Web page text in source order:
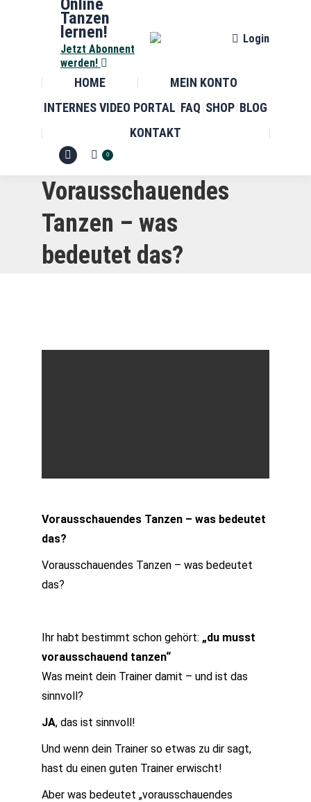
Online
Tanzen
lernen!
Jetzt Abonnent
werden!
Login
HOME
MEIN KONTO
INTERNES VIDEO PORTAL FAQ SHOP BLOG
KONTAKT
Facebook
opens
in
new
window
0
Vorausschauendes
Tanzen – was
bedeutet das?
Vorausschauendes Tanzen – was bedeutet
das?
Vorausschauendes Tanzen – was bedeutet
das?
Ihr habt bestimmt schon gehört: „du musst
vorausschauend tanzen“
Was meint dein Trainer damit – und ist das
sinnvoll?
JA, das ist sinnvoll!
Und wenn dein Trainer so etwas zu dir sagt,
hast du einen guten Trainer erwischt!
Aber was bedeutet „vorausschauendes